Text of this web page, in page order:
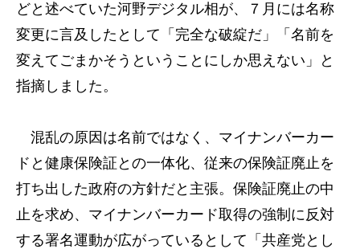
どと述べていた河野デジタル相が、７月には名称
変更に言及したとして「完全な破綻だ」「名前を
変えてごまかそうということにしか思えない」と
指摘しました。
混乱の原因は名前ではなく、マイナンバーカー
ドと健康保険証との一体化、従来の保険証廃止を
打ち出した政府の方針だと主張。保険証廃止の中
止を求め、マイナンバーカード取得の強制に反対
する署名運動が広がっているとして「共産党とし